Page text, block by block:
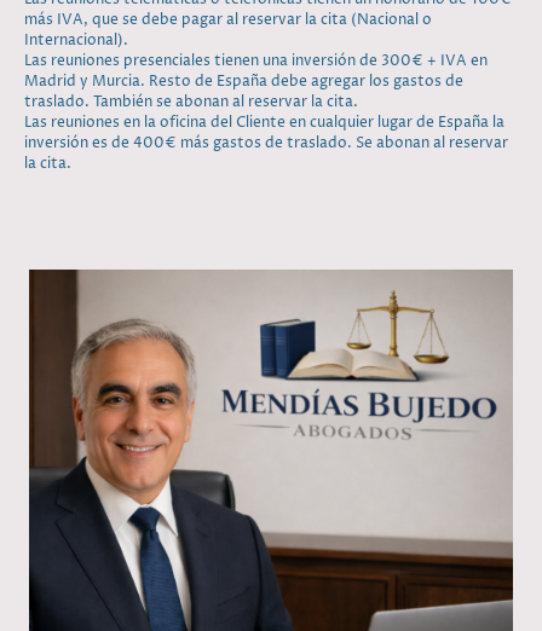
más IVA, que se debe pagar al reservar la cita (Nacional o
Internacional).
Las reuniones presenciales tienen una inversión de 300€ + IVA en
Madrid y Murcia. Resto de España debe agregar los gastos de
traslado. También se abonan al reservar la cita.
Las reuniones en la oficina del Cliente en cualquier lugar de España la
inversión es de 400€ más gastos de traslado. Se abonan al reservar
la cita.